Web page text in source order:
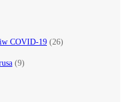
COVID-19 (26)
(9)